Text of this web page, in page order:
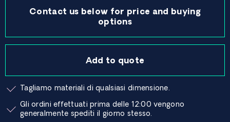
Contact us below for price and buying
options
Add to quote
Tagliamo materiali di qualsiasi dimensione.
Gli ordini effettuati prima delle 12:00 vengono
generalmente spediti il ​​giorno stesso.